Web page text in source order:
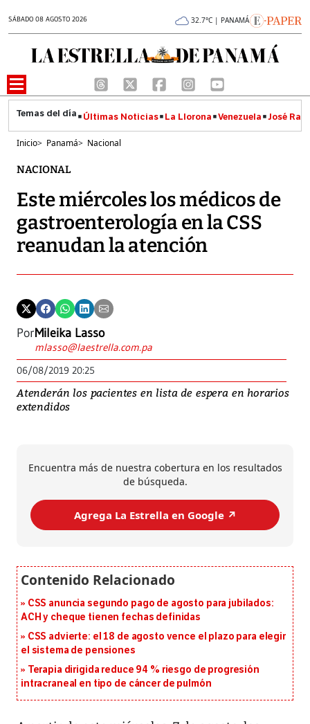
SÁBADO 08 AGOSTO 2026 32.7°C | PANAMÁ
Últimas Noticias La Llorona Venezuela José
Inicio> Panamá> Nacional
NACIONAL
Este miércoles los médicos de
gastroenterología en la CSS
reanudan la atención
PorMileika Lasso
mlasso@laestrella.com.pa
06/08/2019 20:25
Atenderán los pacientes en lista de espera en horarios
extendidos
Encuentra más de nuestra cobertura en los resultados
de búsqueda.
Agrega La Estrella en Google ↗️
CSS anuncia segundo pago de agosto para jubilados:
ACH y cheque tienen fechas definidas
CSS advierte: el 18 de agosto vence el plazo para elegir
el sistema de pensiones
Terapia dirigida reduce 94 % riesgo de progresión
intracraneal en tipo de cáncer de pulmón